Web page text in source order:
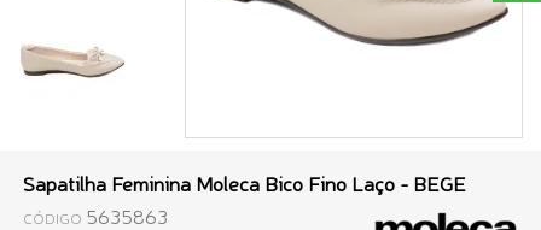
Sapatilha Feminina Moleca Bico Fino Laço - BEGE
CÓDIGO 5635863